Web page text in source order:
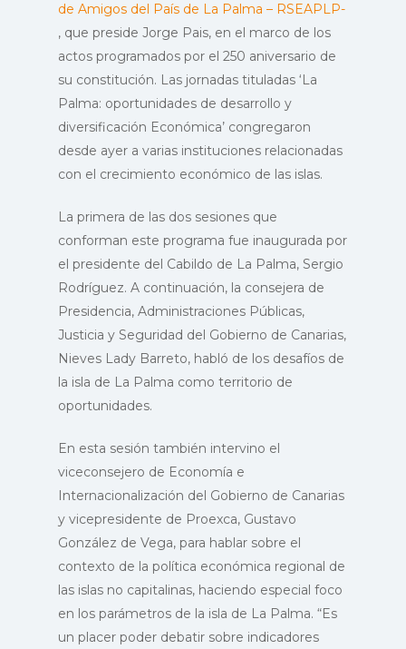
de Amigos del País de La Palma – RSEAPLP-
, que preside Jorge Pais, en el marco de los
actos programados por el 250 aniversario de
su constitución. Las jornadas tituladas ‘La
Palma: oportunidades de desarrollo y
diversificación Económica’ congregaron
desde ayer a varias instituciones relacionadas
con el crecimiento económico de las islas.
La primera de las dos sesiones que
conforman este programa fue inaugurada por
el presidente del Cabildo de La Palma, Sergio
Rodríguez. A continuación, la consejera de
Presidencia, Administraciones Públicas,
Justicia y Seguridad del Gobierno de Canarias,
Nieves Lady Barreto, habló de los desafíos de
la isla de La Palma como territorio de
oportunidades.
En esta sesión también intervino el
viceconsejero de Economía e
Internacionalización del Gobierno de Canarias
y vicepresidente de Proexca, Gustavo
González de Vega, para hablar sobre el
contexto de la política económica regional de
las islas no capitalinas, haciendo especial foco
en los parámetros de la isla de La Palma. “Es
un placer poder debatir sobre indicadores